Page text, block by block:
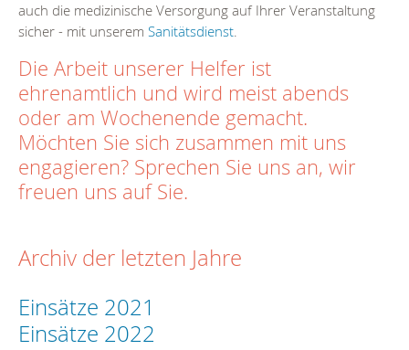
auch die medizinische Versorgung auf Ihrer Veranstaltung
sicher - mit unserem Sanitätsdienst.
Die Arbeit unserer Helfer ist
ehrenamtlich und wird meist abends
oder am Wochenende gemacht.
Möchten Sie sich zusammen mit uns
engagieren? Sprechen Sie uns an, wir
freuen uns auf Sie.
Archiv der letzten Jahre
Einsätze 2021
Einsätze 2022